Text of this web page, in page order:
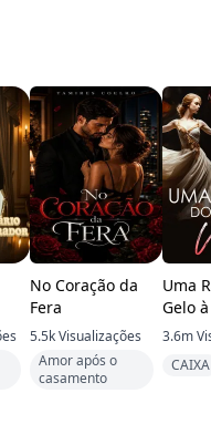
No Coração da
Fera
5.5kVisualizações
Amor após o
casamento
Uma
Gelo
3.6m
CAIXA